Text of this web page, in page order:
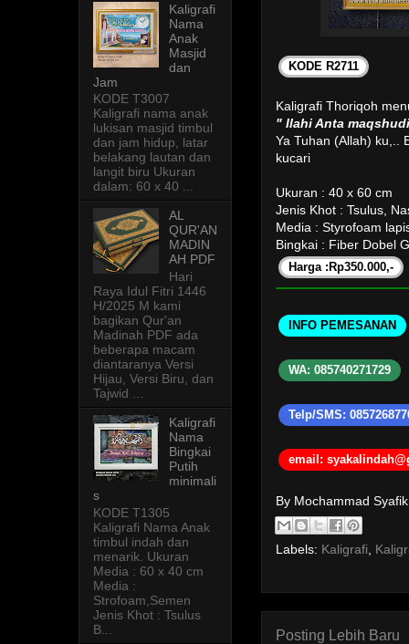
KODE R2711
Kaligrafi Thoriqoh
" Ilahi Anta
Ya Tuhan (Allah) ku,..
kucari
Ukuran : 40 x 60 cm
Jenis Khot : Tsulus,
Media : Styrofoam
Bingkai : Fiber Dobel
Harga :Rp350.000,-
INFO PEMESANAN
WA: 085740271729
Telp/SMS:
email:
By Mochammad
Labels: Kaligrafi,
Posting Lebih Baru
Kaligrafi
Nama
Anak
Masjid
dan
Jam
KODE T3007
Kaligrafi nama anak
lukisan masjid timbul
dan jam hidup, latar
belakang lautan dan
langit biru Ukuran
dalam: 60 x 40 ...
AL
QUR'AN
MADIN
AH PDF
Hari
Raya Idul Fitri 1446
H/2025 M kami
bagikan Qur'an
Madinah PDF ada
beberapa macam
diantaranya Versi
Hijau, Versi Biru, dan
Tajwid ...
Kaligrafi
Nama
Bingkai
Putih
minimali
s
KODE T1305
Kaligrafi Nama Anak
timbul indah dan
menarik. Ukuran
Media : 60 x 40 cm
Media :
Strofoam,Semen
Jenis Khot : Tsulus
B...